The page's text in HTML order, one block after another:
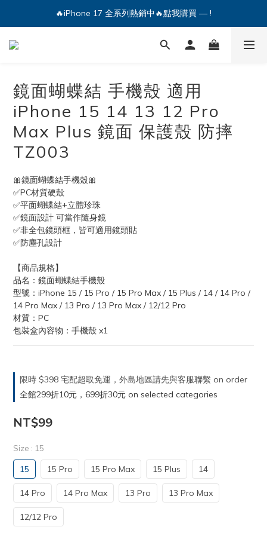
🔥iPhone 17 全系列熱銷中🔥點我購買 — !
💕加入Q哥 Line 新好友領優惠券！🎫
🔥iPhone 17 全系列熱銷中🔥點我購買 — !
鏡面蝴蝶結 手機殼 適用
iPhone 15 14 13 12 Pro
Max Plus 鏡面 保護殼 防摔
TZ003
🎀鏡面蝴蝶結手機殼🎀
✅PC材質硬殼
✅平面蝴蝶結+立體珍珠
✅鏡面設計 可當作隨身鏡
✅非全包鏡頭框，皆可適用鏡頭貼
✅防塵孔設計
【商品規格】
品名：鏡面蝴蝶結手機殼
型號：iPhone 15 / 15 Pro / 15 Pro Max / 15 Plus / 14 / 14 Pro /
14 Pro Max / 13 Pro / 13 Pro Max / 12/12 Pro
材質：PC
包裝盒內容物：手機殼 x1
限時 $398 宅配超取免運，外島地區請先與客服聯繫 on order
全館299折10元，699折30元 on selected categories
NT$99
Size : 15
15 15 Pro 15 Pro Max 15 Plus 14
14 Pro 14 Pro Max 13 Pro 13 Pro Max
12/12 Pro